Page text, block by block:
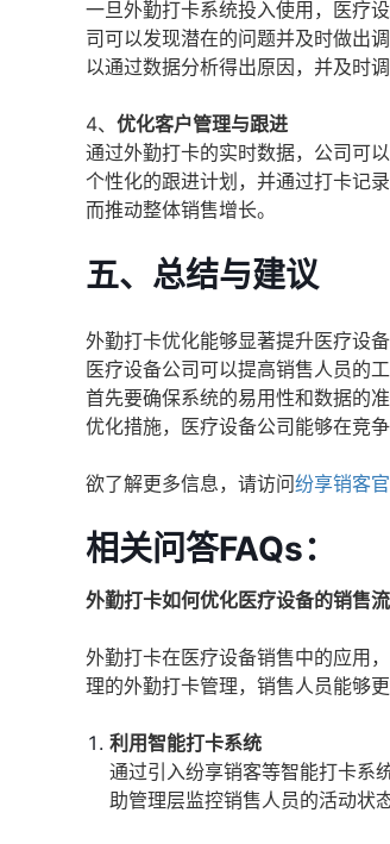
一旦外勤打卡系统投入使用，医疗
司可以发现潜在的问题并及时做出
以通过数据分析得出原因，并及时调
4、 优化客户管理与跟进
通过外勤打卡的实时数据，公司可
个性化的跟进计划，并通过打卡记
而推动整体销售增长。
五、总结与建议
外勤打卡优化能够显著提升医疗设
医疗设备公司可以提高销售人员的
首先要确保系统的易用性和数据的
优化措施，医疗设备公司能够在竞
欲了解更多信息，请访问纷享销客
相关问答FAQs：
外勤打卡如何优化医疗设备的销售流
外勤打卡在医疗设备销售中的应用
理的外勤打卡管理，销售人员能够
利用智能打卡系统
通过引入纷享销客等智能打卡系
助管理层监控销售人员的活动状